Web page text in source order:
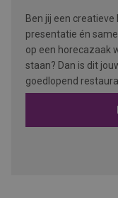
Ben jij een
presentatie én
op een horecazaak
staan? Dan is dit
goedlopend